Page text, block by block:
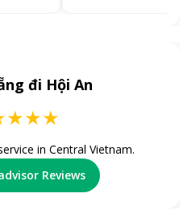
đi Hội An
in Central Vietnam.
Reviews